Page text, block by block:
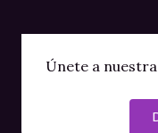
el
síndrome
Únete a